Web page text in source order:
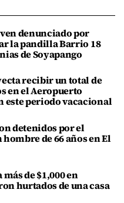
denunciado por
la pandilla Barrio 18
de Soyapango
recibir un total de
en el Aeropuerto
este periodo vacacional
detenidos por el
de 66 años en El
de $1,000 en
hurtados de una casa